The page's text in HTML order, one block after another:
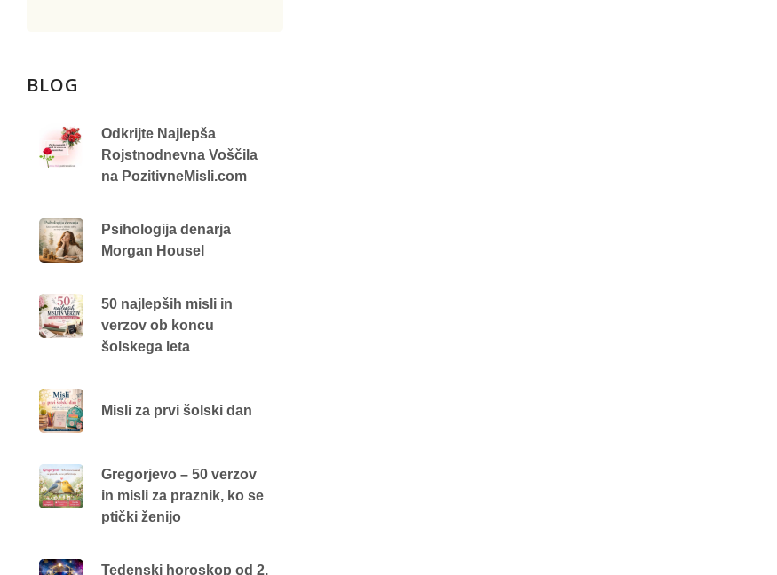
BLOG
Odkrijte Najlepša
Rojstnodnevna Voščila
na PozitivneMisli.com
Psihologija denarja
Morgan Housel
50 najlepših misli in
verzov ob koncu
šolskega leta
Misli za prvi šolski dan
Gregorjevo – 50 verzov
in misli za praznik, ko se
ptički ženijo
Tedenski horoskop od 2.